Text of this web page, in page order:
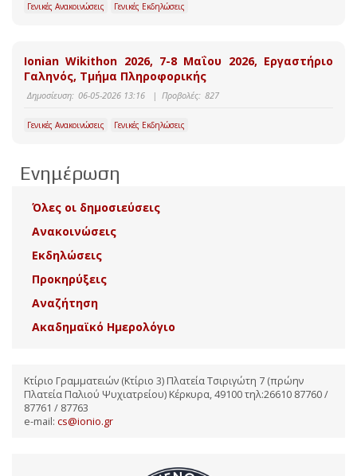
Γενικές Ανακοινώσεις Γενικές Εκδηλώσεις
Ιonian Wikithon 2026, 7-8 Μαΐου 2026, Εργαστήριο
Γαληνός, Τμήμα Πληροφορικής
Δημοσίευση: 06-05-2026 13:16 | Προβολές: 827
Γενικές Ανακοινώσεις Γενικές Εκδηλώσεις
Ενημέρωση
Όλες οι δημοσιεύσεις
Ανακοινώσεις
Εκδηλώσεις
Προκηρύξεις
Αναζήτηση
Ακαδημαϊκό Ημερολόγιο
Κτίριο Γραμματειών (Κτίριο 3) Πλατεία Τσιριγώτη 7 (πρώην
Πλατεία Παλιού Ψυχιατρείου) Κέρκυρα, 49100 τηλ:26610 87760 /
87761 / 87763
e-mail: cs@ionio.gr